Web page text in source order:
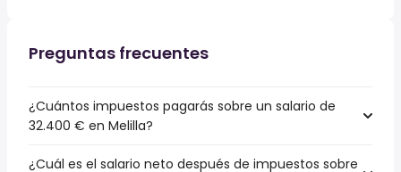
Preguntas frecuentes
¿Cuántos impuestos pagarás sobre un salario de
32.400 € en Melilla?
¿Cuál es el salario neto después de impuestos sobre